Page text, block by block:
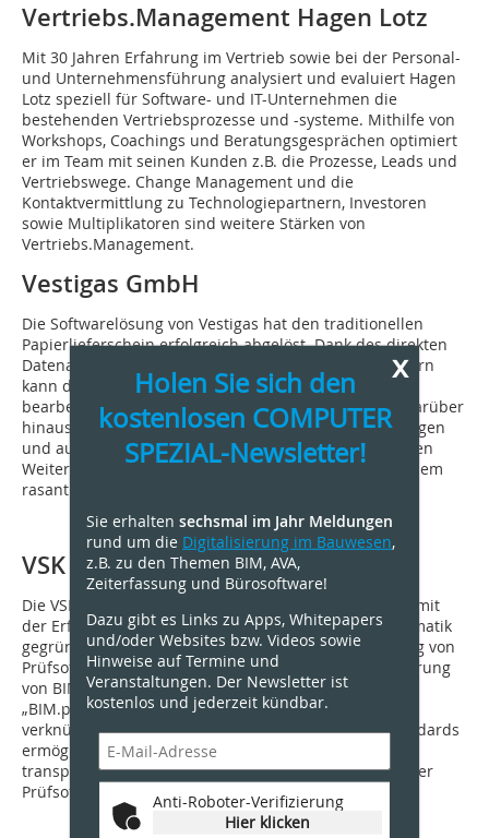
Vertriebs.Management Hagen Lotz
Mit 30 Jahren Erfahrung im Vertrieb sowie bei der Personal-
und Unternehmensführung analysiert und evaluiert Hagen
Lotz speziell für Software- und IT-Unternehmen die
bestehenden Vertriebsprozesse und -systeme. Mithilfe von
Workshops, Coachings und Beratungsgesprächen optimiert
er im Team mit seinen Kunden z.B. die Prozesse, Leads und
Vertriebswege. Change Management und die
Kontaktvermittlung zu Technologiepartnern, Investoren
sowie Multiplikatoren sind weitere Stärken von
Vertriebs.Management.
Vestigas GmbH
Die Softwarelösung von Vestigas hat den traditionellen
Papierlieferschein erfolgreich abgelöst. Dank des direkten
Datenaustauschs zwischen Lieferanten und Abnehmern
kann der digitale Lieferschein in Echtzeit eingesehen,
bearbeitet und rechtssicher unterzeichnet werden. Darüber
hinaus bietet die Anwendung umfassende Auswertungen
und automatisierte Rechnungsprüfungen zur nahtlosen
Weiterverarbeitung. Die Beteiligten profitieren von einem
rasant wachsenden Netzwerk in der Bauindustrie.
VSK Software GmbH
Die VSK Software GmbH ist ein Startup, das sich 2021 mit
der Erfahrung aus Forschungsprojekten der Bauinformatik
gegründet hat. Die Mission von VSK ist die Entwicklung von
Prüfsoftware und Dienstleistungen zur Qualitätssicherung
von BIM-Modellen. In der web-basierten Lösung
„BIM.permit“ wird die formale und fachliche Prüfung
verknüpft. Durchgängig verwendete offene Datenstandards
ermöglichen für die Projekte optimierte Prozesse,
transparente Strukturen und die flexible Integration der
Prüfsoftware.
x
Holen Sie sich den
kostenlosen COMPUTER
SPEZIAL-Newsletter!
Sie erhalten sechsmal im Jahr Meldungen
rund um die Digitalisierung im Bauwesen,
z.B. zu den Themen BIM, AVA,
Zeiterfassung und Bürosoftware!
Dazu gibt es Links zu Apps, Whitepapers
und/oder Websites bzw. Videos sowie
Hinweise auf Termine und
Veranstaltungen. Der Newsletter ist
kostenlos und jederzeit kündbar.
Anti-Roboter-Verifizierung
Hier klicken